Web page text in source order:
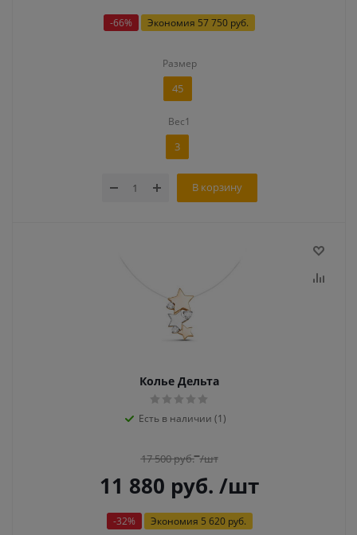
-66% Экономия 57 750 руб.
Размер
45
Вес1
3
В корзину
Колье Дельта
Есть в наличии (1)
17 500руб. /шт
11 880 руб. /шт
-32% Экономия 5 620 руб.